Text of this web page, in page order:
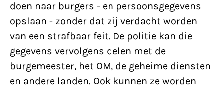
doen naar burgers - en persoonsgegevens
opslaan - zonder dat zij verdacht worden
van een strafbaar feit. De politie kan die
gegevens vervolgens delen met de
burgemeester, het OM, de geheime diensten
en andere landen. Ook kunnen ze worden